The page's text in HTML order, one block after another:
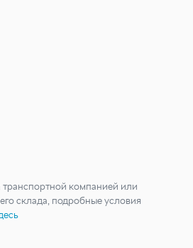
компанией или
склада, подробные условия